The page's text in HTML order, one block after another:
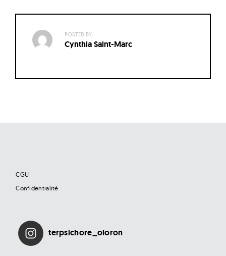
POSTED BY:
Cynthia Saint-Marc
des
CGU
Confidentialité
terpsichore_oloron